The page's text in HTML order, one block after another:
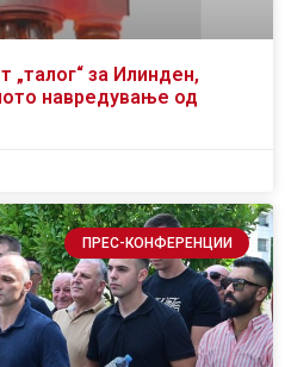
„талог“ за Илинден,
навредување од
ПРЕС-КОНФЕРЕНЦИИ